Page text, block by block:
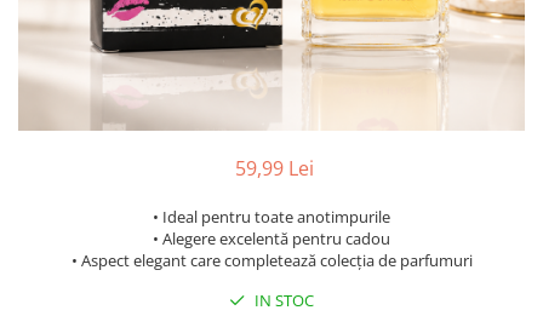
59,99 Lei
• Ideal pentru toate anotimpurile
• Alegere excelentă pentru cadou
• Aspect elegant care completează colecția de parfumuri
IN STOC